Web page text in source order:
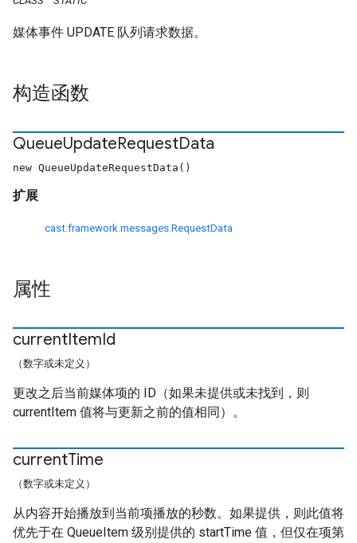
媒体事件 UPDATE 队列请求数据。
构造函数
QueueUpdateRequestData
new QueueUpdateRequestData()
扩展
cast.framework.messages.RequestData
属性
currentItemId
（数字或未定义）
更改之后当前媒体项的 ID（如果未提供或未找到，则
currentItem 值将与更新之前的值相同）。
currentTime
（数字或未定义）
从内容开始播放到当前项播放的秒数。如果提供，则此值将
优先于在 QueueItem 级别提供的 startTime 值，但仅在项第